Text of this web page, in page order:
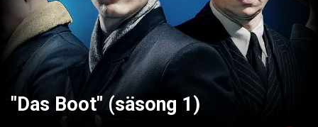
"Das Boot" (säsong 1)